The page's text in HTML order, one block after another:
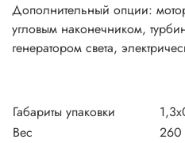
Дополнительный опции:
угловым наконечником,
генератором света,
Габариты упаковки
Вес
260